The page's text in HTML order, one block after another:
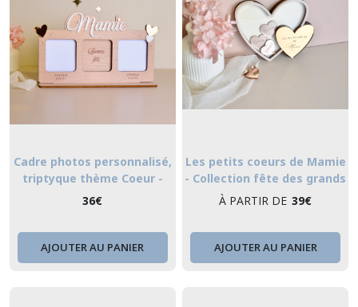
Cadre photos personnalisé,
triptyque thème Coeur -
Collection fête des grands -
36€
AJOUTER AU PANIER
Les petits coeurs de Mamie
- Collection fête des grands
- mères
À PARTIR DE 39€
AJOUTER AU PANIER